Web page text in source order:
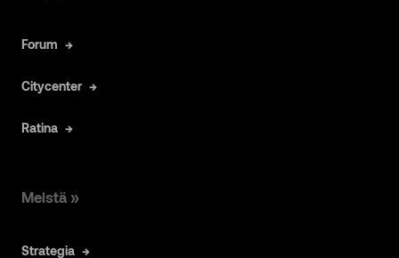
Forum
Citycenter
Ratina
Meistä »
Strategia